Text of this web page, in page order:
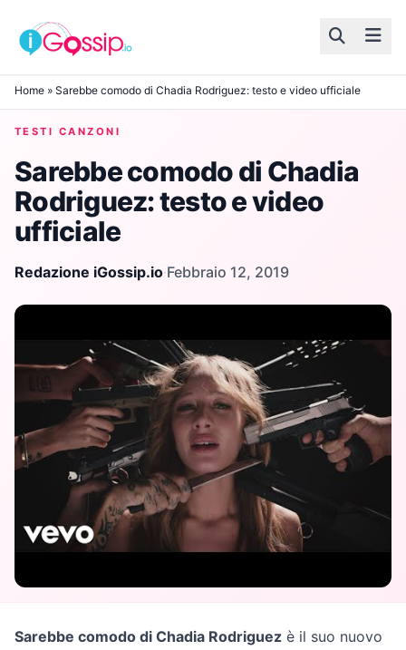
Skip to content
Home » Sarebbe comodo di Chadia Rodriguez: testo e video ufficiale
TESTI CANZONI
Sarebbe comodo di Chadia
Rodriguez: testo e video
ufficiale
Redazione iGossip.io·Febbraio 12, 2019
Sarebbe comodo di Chadia Rodriguez è il suo nuovo